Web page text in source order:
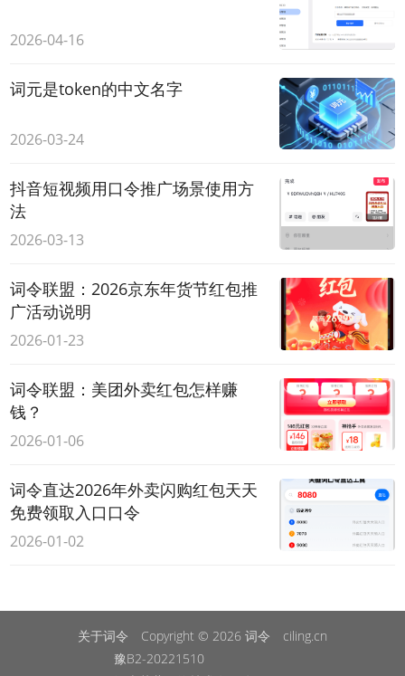
2026-04-16
词元是token的中文名字
2026-03-24
抖音短视频用口令推广场景使用方
法
2026-03-13
词令联盟：2026京东年货节红包推
广活动说明
2026-01-23
词令联盟：美团外卖红包怎样赚
钱？
2026-01-06
词令直达2026年外卖闪购红包天天
免费领取入口口令
2026-01-02
关于词令 Copyright © 2026 词令
ciling.cn
豫B2-20221510